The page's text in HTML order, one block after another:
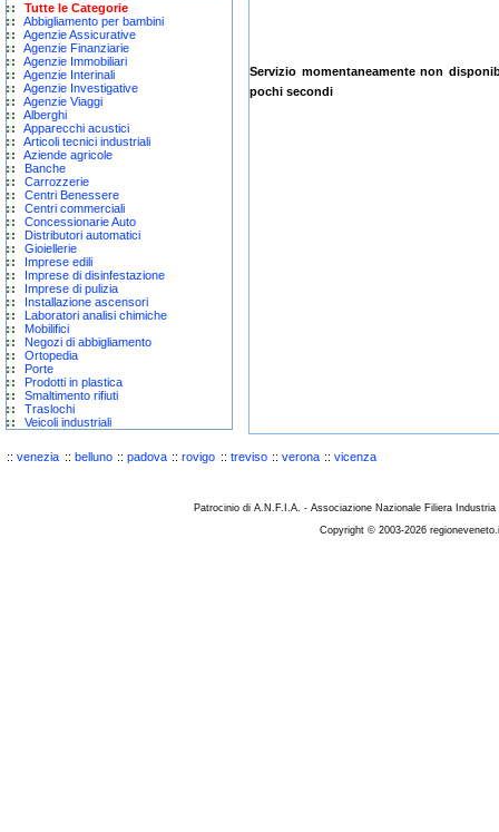
Tutte le Categorie
Abbigliamento per bambini
Agenzie Assicurative
Agenzie Finanziarie
Agenzie Immobiliari
Agenzie Interinali
Agenzie Investigative
Agenzie Viaggi
Alberghi
Apparecchi acustici
Articoli tecnici industriali
Aziende agricole
Banche
Carrozzerie
Centri Benessere
Centri commerciali
Concessionarie Auto
Distributori automatici
Gioiellerie
Imprese edili
Imprese di disinfestazione
Imprese di pulizia
Installazione ascensori
Laboratori analisi chimiche
Mobilifici
Negozi di abbigliamento
Ortopedia
Porte
Prodotti in plastica
Smaltimento rifiuti
Traslochi
Veicoli industriali
Servizio momentaneamente non
pochi secondi
:: venezia :: belluno :: padova :: rovigo :: treviso :: verona :: vicenza
Patrocinio di A.N.F.I.A. - Associazione Nazionale Filiera
Copyright © 2003-2026